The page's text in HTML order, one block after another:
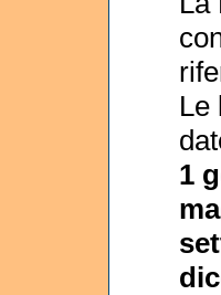
Le
1